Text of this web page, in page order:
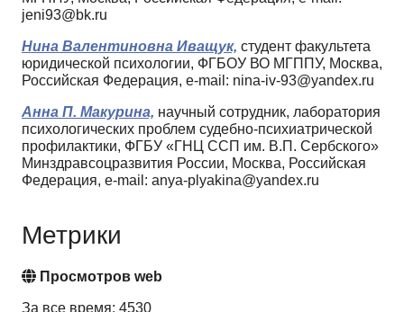
jeni93@bk.ru
Нина Валентиновна Иващук, студент факультета
юридической психологии, ФГБОУ ВО МГППУ, Москва,
Российская Федерация, e-mail: nina-iv-93@yandex.ru
Анна П. Макурина, научный сотрудник, лаборатория
психологических проблем судебно-психиатрической
профилактики, ФГБУ «ГНЦ ССП им. В.П. Сербского»
Минздравсоцразвития России, Москва, Российская
Федерация, e-mail: anya-plyakina@yandex.ru
Метрики
Просмотров web
За все время: 4530